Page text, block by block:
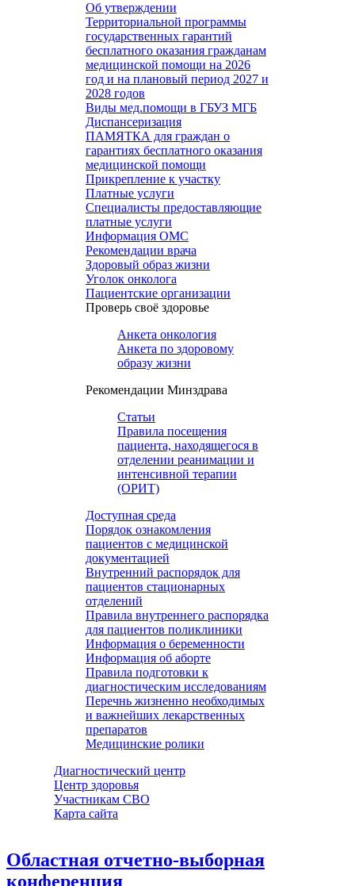
Об утверждении
Территориальной программы
государственных гарантий
бесплатного оказания гражданам
медицинской помощи на 2026
год и на плановый период 2027 и
2028 годов
Виды мед.помощи в ГБУЗ МГБ
Диспансеризация
ПАМЯТКА для граждан о
гарантиях бесплатного оказания
медицинской помощи
Прикрепление к участку
Платные услуги
Специалисты предоставляющие
платные услуги
Информация ОМС
Рекомендации врача
Здоровый образ жизни
Уголок онколога
Пациентские организации
Проверь своё здоровье
Анкета онкология
Анкета по здоровому
образу жизни
Рекомендации Минздрава
Статьи
Правила посещения
пациента, находящегося в
отделении реанимации и
интенсивной терапии
(ОРИТ)
Доступная среда
Порядок ознакомления
пациентов с медицинской
документацией
Внутренний распорядок для
пациентов стационарных
отделений
Правила внутреннего распорядка
для пациентов поликлиники
Информация о беременности
Информация об аборте
Правила подготовки к
диагностическим исследованиям
Перечнь жизненно необходимых
и важнейших лекарственных
препаратов
Медицинские ролики
Диагностический центр
Центр здоровья
Участникам СВО
Карта сайта
Областная отчетно-выборная
конференция